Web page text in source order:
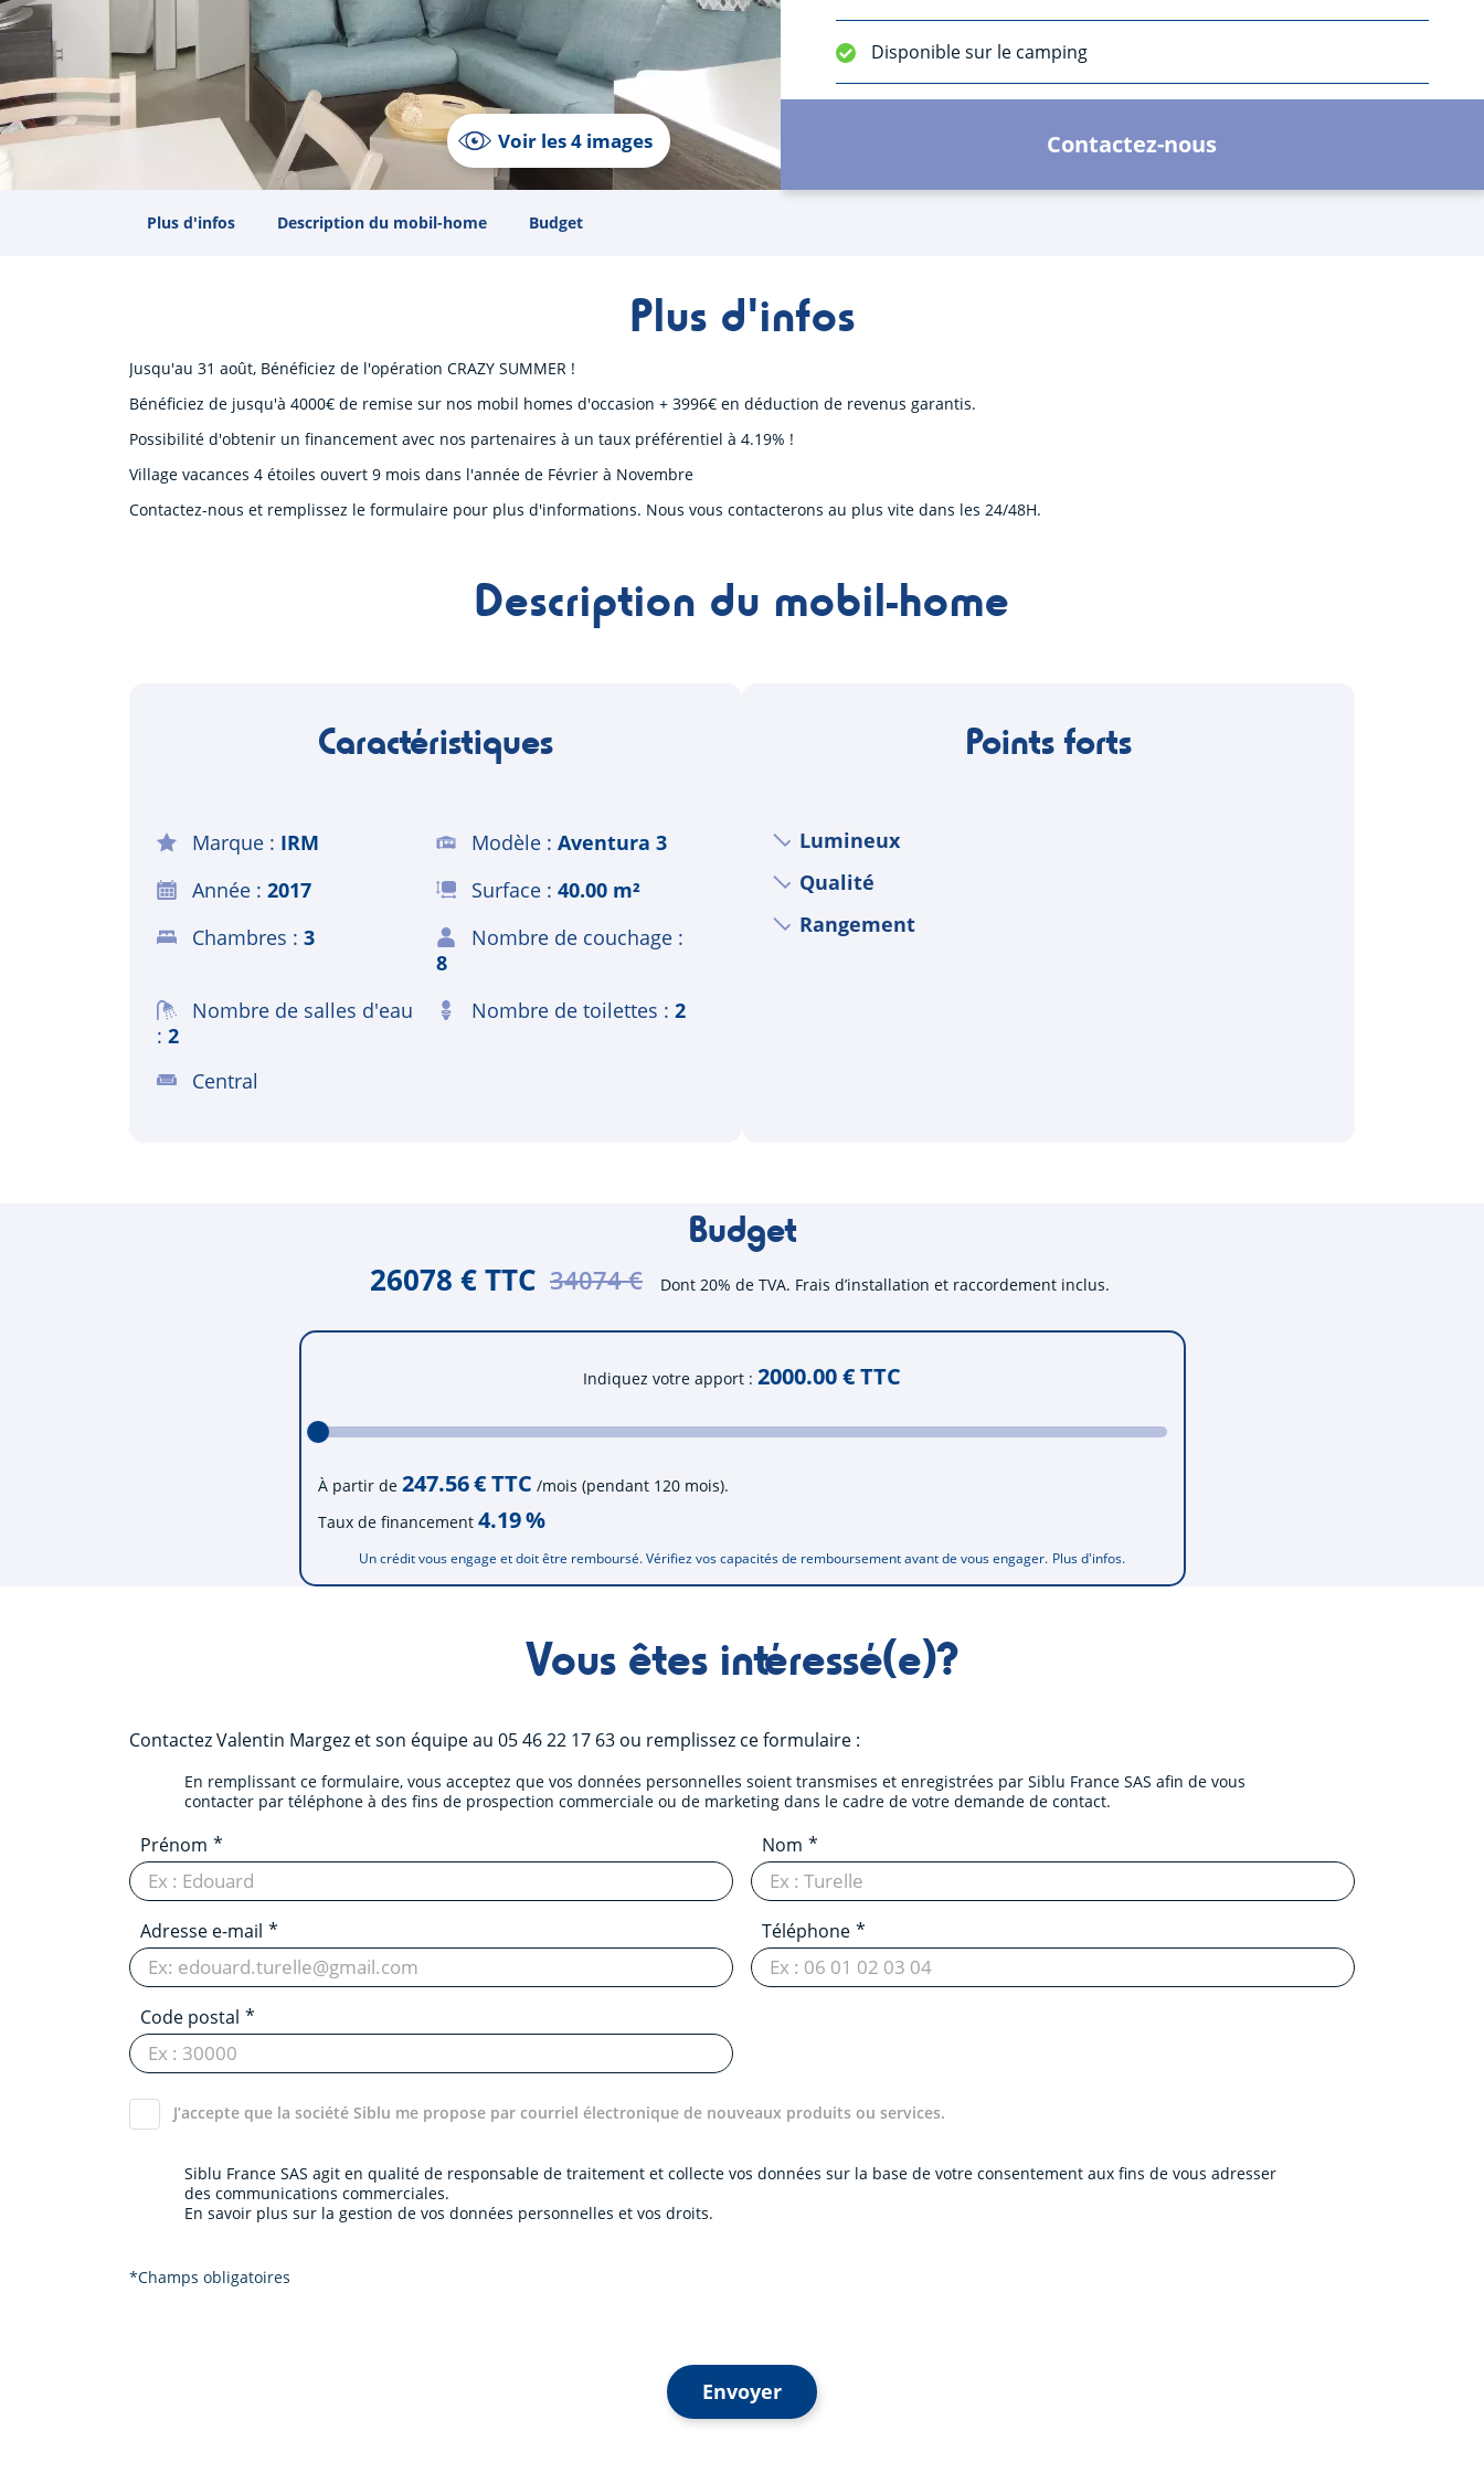
Voir les 4 images
Disponible sur le camping
Contactez-nous
Plus d'infos Description du mobil-home Budget
Plus d'infos
Jusqu'au 31 août, Bénéficiez de l'opération CRAZY SUMMER !
Bénéficiez de jusqu'à 4000€ de remise sur nos mobil homes d'occasion + 3996€ en déduction de revenus garantis.
Possibilité d'obtenir un financement avec nos partenaires à un taux préférentiel à 4.19% !
Village vacances 4 étoiles ouvert 9 mois dans l'année de Février à Novembre
Contactez-nous et remplissez le formulaire pour plus d'informations. Nous vous contacterons au plus vite dans les 24/48H.
Description du mobil-home
Caractéristiques
Marque IRM Modèle
Aventura 3
Année
2017 Surface
40.00 m²
Chambres
3
Nombre de couchage
8
Nombre de salles d'eau
2
Nombre de toilettes 2
Central
Points forts
Lumineux
Qualité
Rangement
Budget
26078 € TTC 34074 € Dont 20% de TVA. Frais d’installation et raccordement inclus.
Indiquez votre apport 2000.00€ TTC
À partir de 247.56€ TTC /mois (pendant 120 mois).
Taux de financement 4.19%
Un crédit vous engage et doit être remboursé. Vérifiez vos capacités de remboursement avant de vous engager. Plus d'infos.
Vous êtes intéressé(e)?
ContactezValentin Margez et son équipeau 05 46 22 17 63 ou remplissez ce formulaire :
En remplissant ce formulaire, vous acceptez que vos données personnelles soient transmises et enregistrées par Siblu France SAS afin de vous
contacter par téléphone à des fins de prospection commerciale ou de marketing dans le cadre de votre demande de contact.
Prénom Nom
Adresse e-mail Téléphone
Code postal
J’accepte que la société Siblu me propose par courriel électronique de nouveaux produits ou services.
Siblu France SAS agit en qualité de responsable de traitement et collecte vos données sur la base de votre consentement aux fins de vous adresser
des communications commerciales.
En savoir plus sur la gestion de vos données personnelles et vos droits.
*Champs obligatoires
Envoyer